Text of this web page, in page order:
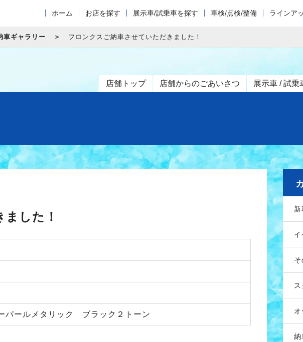
ホーム お店を探す 展示車/試乗車を探す 車検/点検/整備 ラインア
車ギャラリー フロンクスご納車させていただきました！
店舗トップ 店舗からのごあいさつ 展示車 / 試乗
した！
パールメタリック ブラック２トーン
納